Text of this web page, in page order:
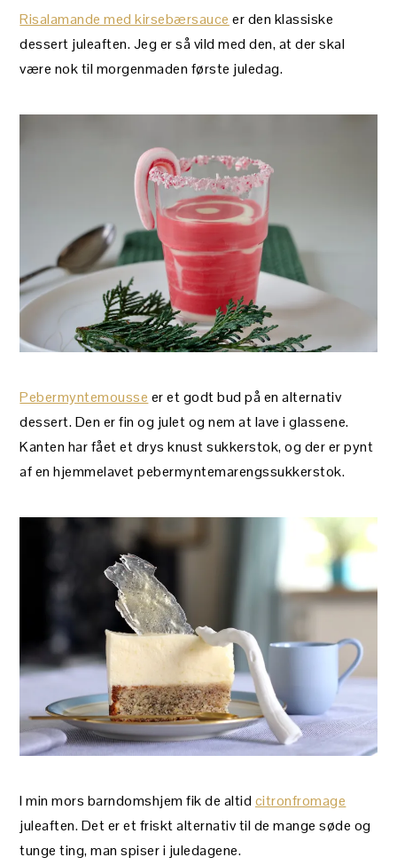
Risalamande med kirsebærsauce er den klassiske
dessert juleaften. Jeg er så vild med den, at der skal
være nok til morgenmaden første juledag.
Pebermyntemousse er et godt bud på en alternativ
dessert. Den er fin og julet og nem at lave i glassene.
Kanten har fået et drys knust sukkerstok, og der er pynt
af en hjemmelavet pebermyntemarengssukkerstok.
I min mors barndomshjem fik de altid citronfromage
juleaften. Det er et friskt alternativ til de mange søde og
tunge ting, man spiser i juledagene.